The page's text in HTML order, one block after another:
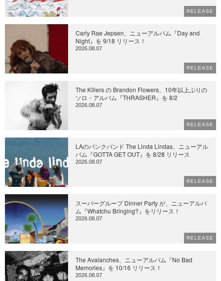
RELEASE
Carly Rae Jepsen、ニューアルバム『Day and
Night』を 9/18 リリース！
2026.08.07
RELEASE
The Killers の Brandon Flowers、10年以上ぶりの
ソロ・アルバム『THRASHER』を 8/2
2026.08.07
RELEASE
LAのパンクバンド The Linda Lindas、ニューアル
バム『GOTTA GET OUT』を 8/28 リリース
2026.08.07
RELEASE
スーパーグループ Dinner Party が、ニューアルバ
ム『Whatchu Bringing?』をリリース！
2026.08.07
RELEASE
The Avalanches、ニューアルバム『No Bad
Memories』を 10/16 リリース！
2026.08.07